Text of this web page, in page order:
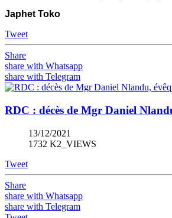
Japhet Toko
Tweet
Share
share with Whatsapp
share with Telegram
RDC : décès de Mgr Daniel
13/12/2021
1732 K2_VIEWS
Tweet
Share
share with Whatsapp
share with Telegram